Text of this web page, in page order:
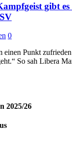
gibt es
0
einen Punkt
So sah Libera
2025/26